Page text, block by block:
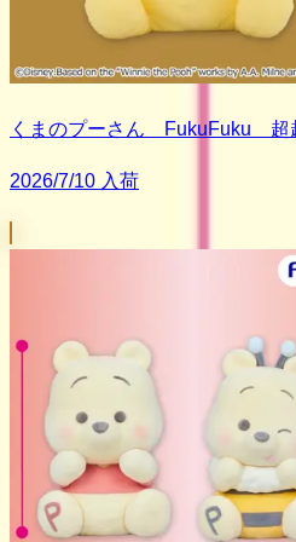
くまのプーさん FukuFuku 超
2026/7/10 入荷